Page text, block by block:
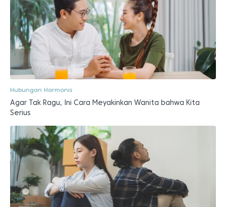
Hubungan Harmonis
Agar Tak Ragu, Ini Cara Meyakinkan Wanita bahwa Kita
Serius